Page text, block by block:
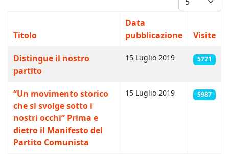
Articoli
Titolo
Data
pubblicazione
Visite
Distingue il nostro
partito
15 Luglio 2019 5771
“Un movimento storico
che si svolge sotto i
nostri occhi” Prima e
dietro il Manifesto del
Partito Comunista
15 Luglio 2019 5987